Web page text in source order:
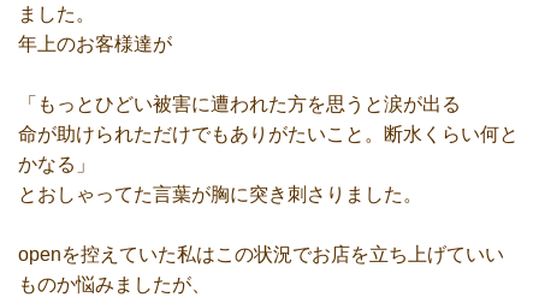
ました。
年上のお客様達が
「もっとひどい被害に遭われた方を思うと涙が出る
命が助けられただけでもありがたいこと。断水くらい何と
かなる」
とおしゃってた言葉が胸に突き刺さりました。
openを控えていた私はこの状況でお店を立ち上げていい
ものか悩みましたが、